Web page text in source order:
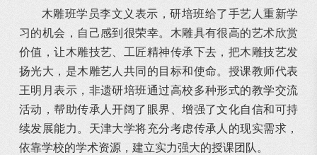
木雕班学员李文义表示，研培班给了手艺人重新学
习的机会，自己感到很荣幸。木雕具有很高的艺术欣赏
价值，让木雕技艺、工匠精神传承下去，把木雕技艺发
扬光大，是木雕艺人共同的目标和使命。授课教师代表
王明月表示，非遗研培班通过高校多种形式的教学交流
活动，帮助传承人开阔了眼界、增强了文化自信和可持
续发展能力。天津大学将充分考虑传承人的现实需求，
依靠学校的学术资源，建立实力强大的授课团队。